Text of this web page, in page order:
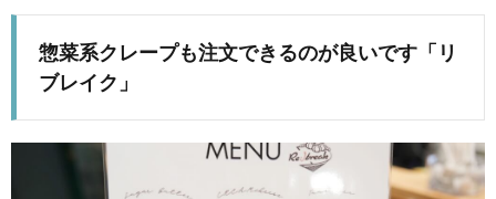
惣菜系クレープも注文できるのが良いです「リ
ブレイク」